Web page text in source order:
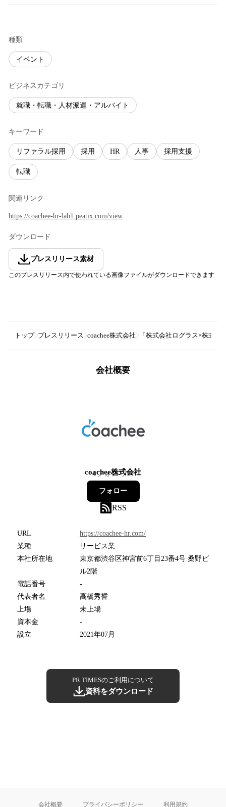
種類
イベント
ビジネスカテゴリ
就職・転職・人材派遣・アルバイト
キーワード
リファラル採用 採用 HR 人事 採用支援
転職
関連リンク
https://coachee-hr-lab1.peatix.com/view
ダウンロード
プレスリリース素材
このプレスリリース内で使われている画像ファイルがダウンロードできます
トップ プレスリリース coachee株式会社 「株式会社ログラス×株式会
会社概要
coachee株式会社
4フォロワー
フォロー
RSS
URL
https://coachee-hr.com/
業種
サービス業
本社所在地
東京都渋谷区神宮前6丁目23番4号 桑野ビ
ル2階
電話番号
-
代表者名
高橋秀誓
上場
未上場
資本金
-
設立
2021年07月
PR TIMESのご利用について
資料をダウンロード
会社概要 プライバシーポリシー 利用規約